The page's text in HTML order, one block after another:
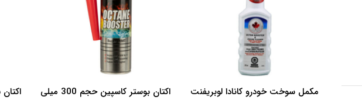
افزودن به سبد خرید
مکمل سوخت خودرو کانادا لوبریفنت
افزودن به سبد خرید
اکتان بوستر کاسپین حجم 300 میلی